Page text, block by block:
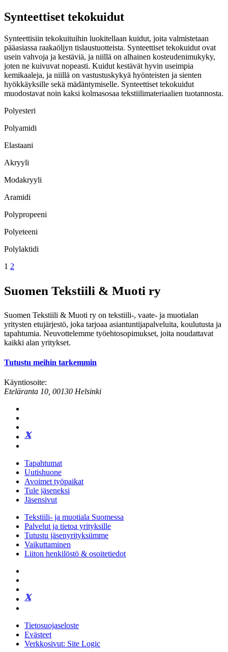
Synteettiset tekokuidut
Synteettisiin tekokuituihin luokitellaan kuidut, joita valmistetaan
pääasiassa raakaöljyn tislaustuotteista. Synteettiset tekokuidut ovat
usein vahvoja ja kestäviä, ja niillä on alhainen kosteudenimukyky,
joten ne kuivuvat nopeasti. Kuidut kestävät hyvin useimpia
kemikaaleja, ja niillä on vastustuskykyä hyönteisten ja sienten
hyökkäyksille sekä mädäntymiselle. Synteettiset tekokuidut
muodostavat noin kaksi kolmasosaa tekstiilimateriaalien tuotannosta.
Polyesteri
Polyamidi
Elastaani
Akryyli
Modakryyli
Aramidi
Polypropeeni
Polyeteeni
Polylaktidi
Artikkelien
1 2
Suomen Tekstiili & Muoti ry
Suomen Tekstiili & Muoti ry on tekstiili-, vaate- ja muotialan
yritysten etujärjestö, joka tarjoaa asiantuntijapalveluita, koulutusta ja
tapahtumia. Neuvottelemme työehtosopimukset, joita noudattavat
kaikki alan yritykset.
Tutustu meihin tarkemmin
Käyntiosoite:
Eteläranta 10, 00130 Helsinki
Tapahtumat
Uutishuone
Avoimet työpaikat
Tule jäseneksi
Jäsensivut
Tekstiili- ja muotiala Suomessa
Palvelut ja tietoa yrityksille
Tutustu jäsenyrityksiimme
Vaikuttaminen
Liiton henkilöstö & osoitetiedot
Tietosuojaseloste
Evästeet
Verkkosivut: Site Logic